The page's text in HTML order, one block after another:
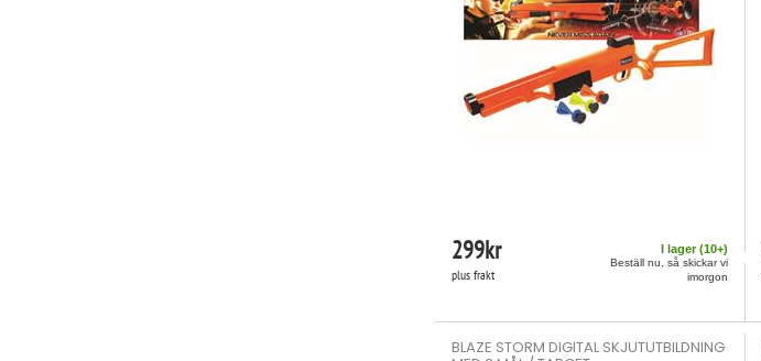
299kr
plus frakt
I lager (10+)
Beställ nu, så skickar vi
imorgon
BLAZE STORM DIGITAL SKJUTUTBILDNING